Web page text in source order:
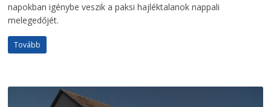
napokban igénybe veszik a paksi hajléktalanok nappali
melegedőjét.
Tovább